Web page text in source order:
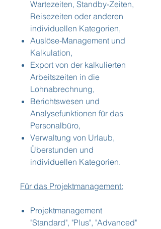
Wartezeiten, Standby-Zeiten,
Reisezeiten oder anderen
individuellen Kategorien,
Auslöse-Management und
Kalkulation,
Export von der kalkulierten
Arbeitszeiten in die
Lohnabrechnung,
Berichtswesen und
Analysefunktionen für das
Personalbüro,
Verwaltung von Urlaub,
Überstunden und
individuellen Kategorien.
Für das Projektmanagement:
Projektmanagement
"Standard", "Plus", "Advanced"